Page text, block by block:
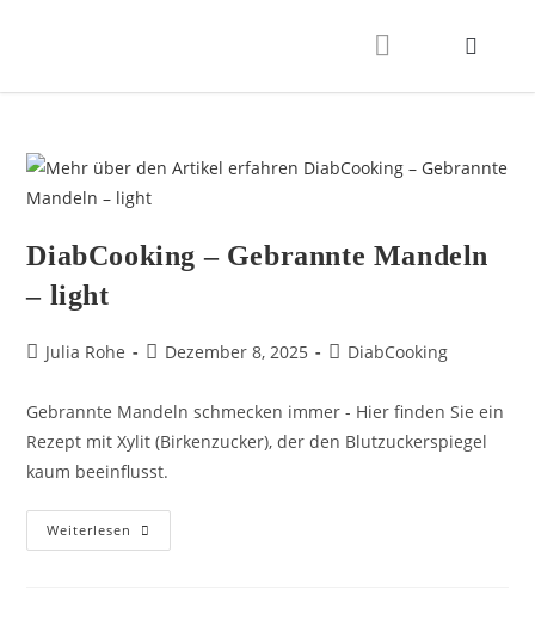
DiabCooking – Gebrannte Mandeln
– light
Julia Rohe Dezember 8, 2025 DiabCooking
Gebrannte Mandeln schmecken immer - Hier finden Sie ein
Rezept mit Xylit (Birkenzucker), der den Blutzuckerspiegel
kaum beeinflusst.
Weiterlesen